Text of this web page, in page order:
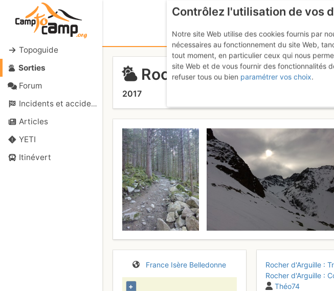
Topoguide
Sorties
Forum
Incidents et accidents
Articles
YETI
Itinévert
Rocher d'Arguille :
2017
France Isère Belledonne
+
Rocher d'Arguille :
Rocher d'Arguille :
Théo74
Contrôlez l'utilisation de vos
Notre site Web utilise des cookies fournis par
nécessaires au fonctionnement du site Web,
tout moment, en particulier ceux qui nous
site Web et de vous fournir des fonctionnalités
refuser tous ou bien paramétrer vos choix.